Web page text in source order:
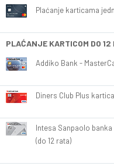
Plaćanje karticama
PLAĆANJE KARTICOM DO 12
Addiko Bank -
Diners Club Plus
Intesa Sanpaolo
(do 12 rata)